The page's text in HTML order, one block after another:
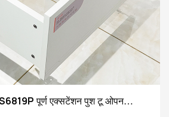
पूर्ण एक्सटेंशन पुश टू ओपन